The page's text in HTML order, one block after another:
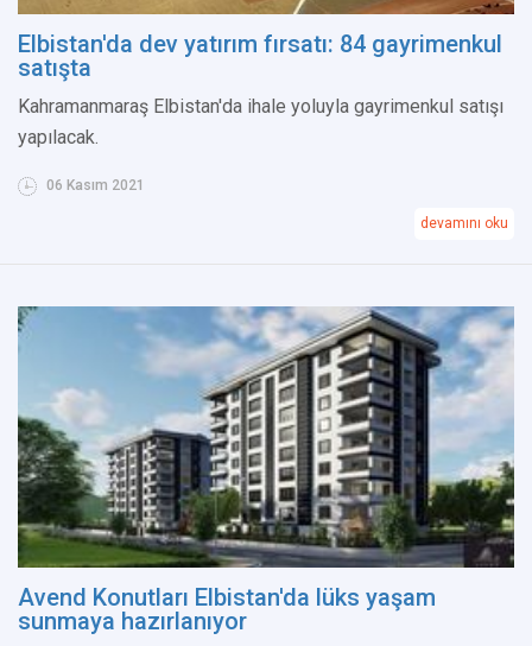
Elbistan'da dev yatırım fırsatı: 84 gayrimenkul
satışta
Kahramanmaraş Elbistan'da ihale yoluyla gayrimenkul satışı
yapılacak.
06 Kasım 2021
devamını oku
Avend Konutları Elbistan'da lüks yaşam
sunmaya hazırlanıyor